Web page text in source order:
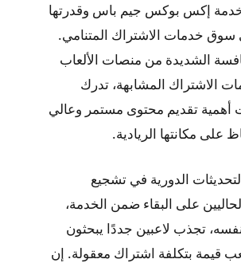
إكس بوكس جيم باس وقدرتها
سوق خدمات الاشتراك المتنامي.
الشديدة من منصات الألعاب
الاشتراك المشابهة، تدرك
أهمية تقديم محتوى مستمر وعالي
على مكانتها الريادية.
الدورية في تشجيع
على البقاء ضمن الخدمة،
تجذب لاعبين جددًا يبحثون
قيمة بتكلفة اشتراك معقولة. إن